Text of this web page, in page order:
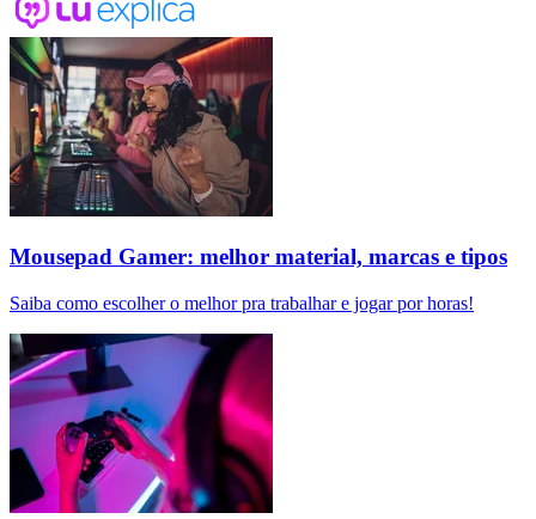
Mousepad Gamer: melhor material, marcas e tipos
Saiba como escolher o melhor pra trabalhar e jogar por horas!